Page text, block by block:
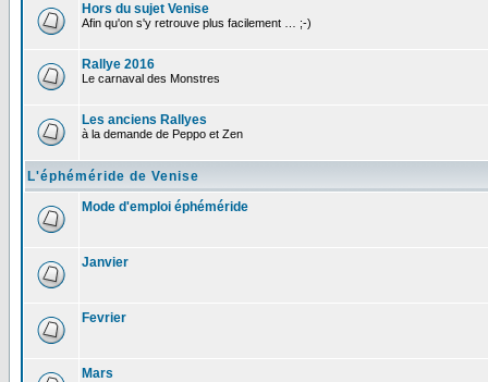
Hors du sujet Venise
Afin qu'on s'y retrouve plus facilement … ;-)
Rallye 2016
Le carnaval des Monstres
Les anciens Rallyes
à la demande de Peppo et Zen
L'éphéméride de Venise
Mode d'emploi éphéméride
Janvier
Fevrier
Mars